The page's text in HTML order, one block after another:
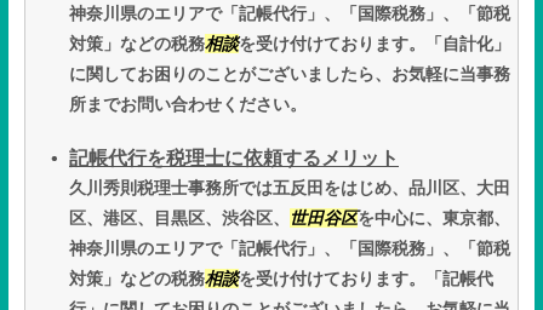
神奈川県のエリアで「記帳代行」、「国際税務」、「節税
対策」などの税務相談を受け付けております。「自計化」
に関してお困りのことがございましたら、お気軽に当事務
所までお問い合わせください。
記帳代行を税理士に依頼するメリット
久川秀則税理士事務所では五反田をはじめ、品川区、大田
区、港区、目黒区、渋谷区、
世田谷区を中心に、東京都、
神奈川県のエリアで「記帳代行」、「国際税務」、「節税
対策」などの税務相談を受け付けております。「記帳代